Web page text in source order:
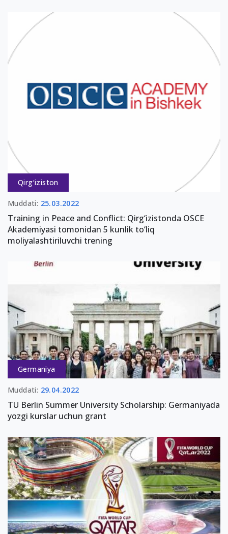
Qirg‘iziston
Muddati: 25.03.2022
Training in Peace and Conflict: Qirg‘izistonda OSCE
Akademiyasi tomonidan 5 kunlik to‘liq
moliyalashtiriluvchi trening
Germaniya
Muddati: 29.04.2022
TU Berlin Summer University Scholarship: Germaniyada
yozgi kurslar uchun grant